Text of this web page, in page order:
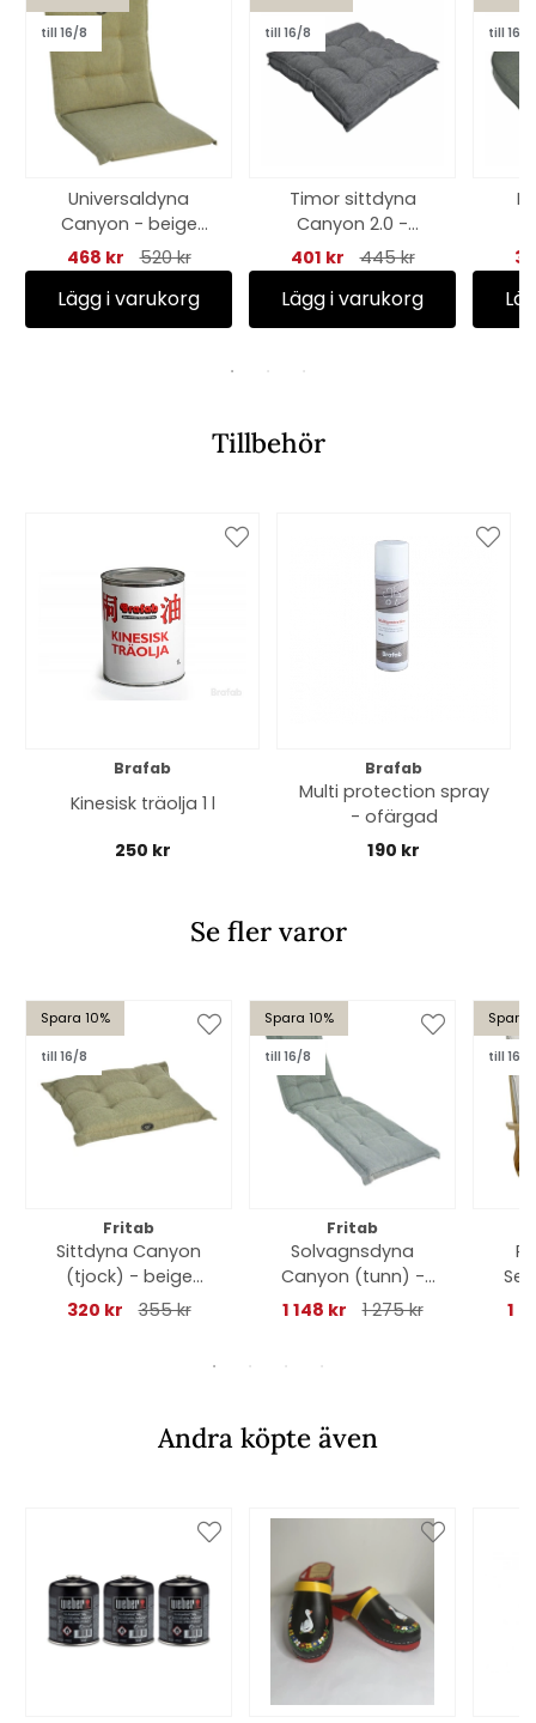
till 16/8
Universaldyna
Canyon - beige
struktur
468 kr 520 kr
Lägg i varukorg
till 16/8
Timor sittdyna
Canyon 2.0 -
oxfordgrå
401 kr 445 kr
Lägg i varukorg
till 16/8
Tillbehör
Brafab
Kinesisk träolja 1 l
250 kr
Brafab
Multi protection spray
- ofärgad
190 kr
Se fler varor
Spara 10%
till 16/8
Fritab
Sittdyna Canyon
(tjock) - beige
struktur
320 kr 355 kr
Spara 10%
till 16/8
Fritab
Solvagnsdyna
Canyon (tunn) -
titangrå struktur
1 148 kr 1 275 kr
Spara
till 16/8
1
Andra köpte även